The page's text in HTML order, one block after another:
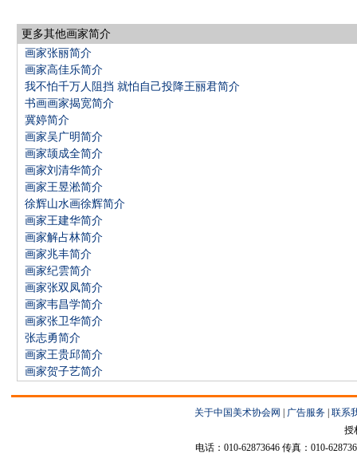
更多其他画家简介
画家张丽简介
画家高佳乐简介
我不怕千万人阻挡 就怕自己投降王丽君简介
书画画家揭宽简介
冀婷简介
画家吴广明简介
画家颉成全简介
画家刘清华简介
画家王昱淞简介
徐辉山水画徐辉简介
画家王建华简介
画家解占林简介
画家兆丰简介
画家纪雲简介
画家张双凤简介
画家韦昌学简介
画家张卫华简介
张志勇简介
画家王贵邱简介
画家贺子艺简介
关于中国美术协会网 广告服务 联系
授
电话：010-62873646 传真：010-